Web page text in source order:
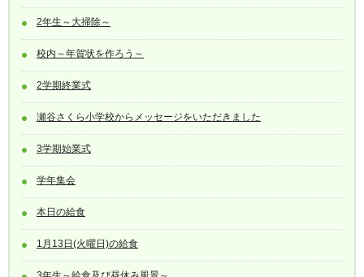
2年生～大掃除～
校内～年賀状を作ろう～
2学期終業式
瀬谷さくら小学校からメッセージをいただきました
3学期始業式
学年集会
本日の給食
1月13日(火曜日)の給食